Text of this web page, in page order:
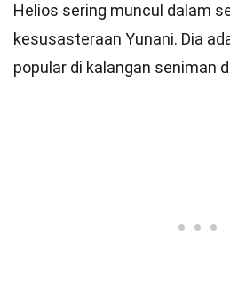
Helios sering muncul dalam
kesusasteraan Yunani. Dia
popular di kalangan seniman